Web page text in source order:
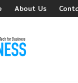
About Us